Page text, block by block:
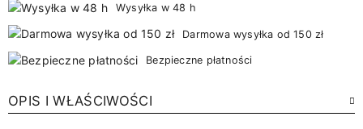
Wysyłka w 48 h
Darmowa wysyłka od 150 zł
Bezpieczne płatności
OPIS I WŁAŚCIWOŚCI